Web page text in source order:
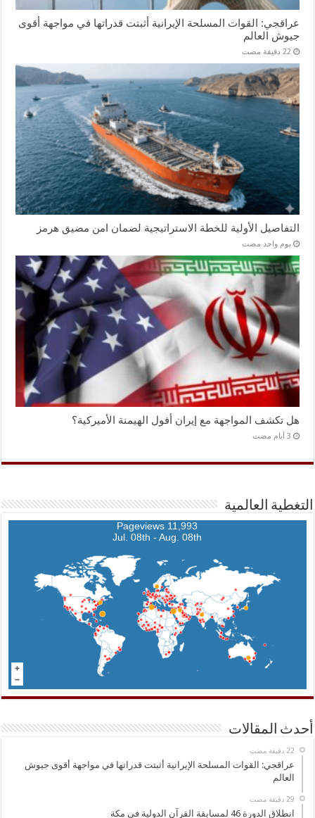
عراقجي: القوات المسلحة الإيرانية أثبتت قدراتها في مواجهة أقوى
جيوش العالم
التفاصيل الأولية للخطة الاستراتيجية لضمان امن مضيق هرمز
‏يوم واحد مضت
هل تكشف المواجهة مع إيران أفول الهيمنة الأميركية؟
التغطية العالمية
11,993 Pageviews
Jul. 08th - Aug. 08th
أحدث المقالات
عراقجي: القوات المسلحة الإيرانية أثبتت قدراتها في مواجهة أقوى جيوش
العالم
انطلاق الدورة 46 لمسابقة القرآن الدولية في مكة